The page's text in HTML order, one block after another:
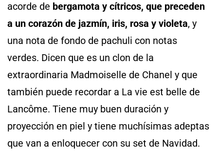
acorde de bergamota y cítricos, que preceden
a un corazón de jazmín, iris, rosa y violeta, y
una nota de fondo de pachuli con notas
verdes. Dicen que es un clon de la
extraordinaria Madmoiselle de Chanel y que
también puede recordar a La vie est belle de
Lancôme. Tiene muy buen duración y
proyección en piel y tiene muchísimas adeptas
que van a enloquecer con su set de Navidad.